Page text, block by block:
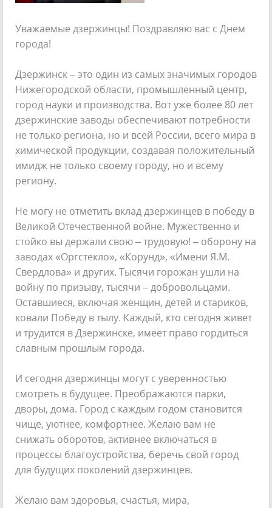
Уважаемые дзержинцы! Поздравляю вас с Днем
города!
Дзержинск – это один из самых значимых городов
Нижегородской области, промышленный центр,
город науки и производства. Вот уже более 80 лет
дзержинские заводы обеспечивают потребности
не только региона, но и всей России, всего мира в
химической продукции, создавая положительный
имидж не только своему городу, но и всему
региону.
Не могу не отметить вклад дзержинцев в победу в
Великой Отечественной войне. Мужественно и
стойко вы держали свою – трудовую! – оборону на
заводах «Оргстекло», «Корунд», «Имени Я.М.
Свердлова» и других. Тысячи горожан ушли на
войну по призыву, тысячи – добровольцами.
Оставшиеся, включая женщин, детей и стариков,
ковали Победу в тылу. Каждый, кто сегодня живет
и трудится в Дзержинске, имеет право гордиться
славным прошлым города.
И сегодня дзержинцы могут с уверенностью
смотреть в будущее. Преображаются парки,
дворы, дома. Город с каждым годом становится
чище, уютнее, комфортнее. Желаю вам не
снижать оборотов, активнее включаться в
процессы благоустройства, беречь свой город
для будущих поколений дзержинцев.
Желаю вам здоровья, счастья, мира,